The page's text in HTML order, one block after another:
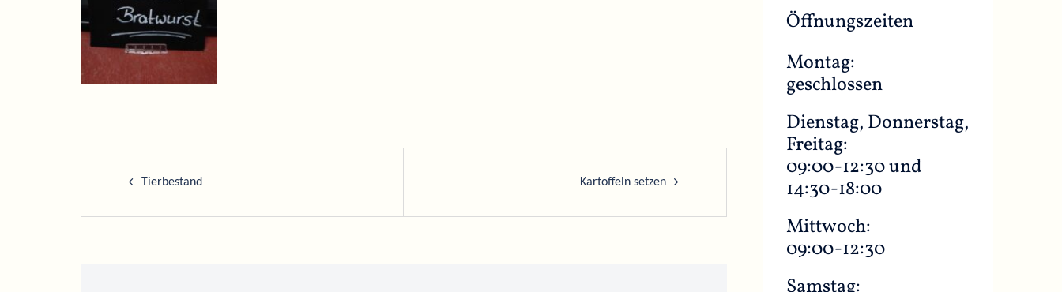
Post
navigation
Tierbestand Kartoffeln setzen
Öffnungszeiten
Montag:
geschlossen
Dienstag, Donnerstag,
Freitag:
09:00-12:30 und
14:30-18:00
Mittwoch:
09:00-12:30